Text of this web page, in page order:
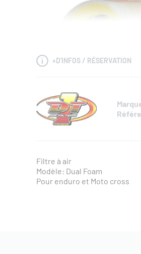
+D'INFOS / RÉSERVATION
Filtre à air
Modèle: Dual Foam
Pour enduro et Moto cross